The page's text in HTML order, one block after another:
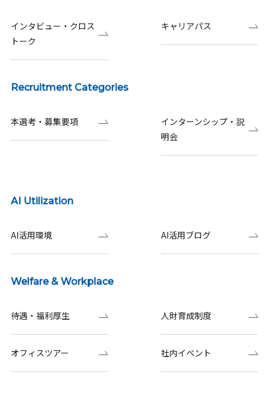
インタビュー・クロス
トーク
キャリアパス
Recruitment Categories
本選考・募集要項
インターンシップ・説
明会
AI Utilization
AI活用環境 AI活用ブログ
Welfare & Workplace
待遇・福利厚生 人財育成制度
オフィスツアー 社内イベント